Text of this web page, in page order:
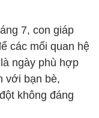
7, con giáp
các mối quan hệ
ngày phù hợp
với bạn bè,
không đáng